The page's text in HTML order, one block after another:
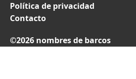
Política de privacidad
Contacto
©2026 nombres de barcos